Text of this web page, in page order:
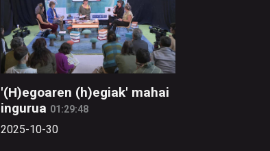
'(H)egoaren (h)egiak' mahai
ingurua 01:29:48
2025-10-30